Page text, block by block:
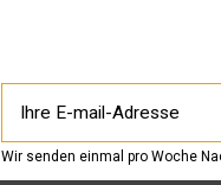
Wir senden einmal pro Woche